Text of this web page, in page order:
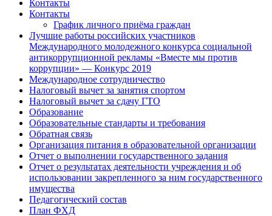
Контакты
Контакты
График личного приёма граждан
Лучшие работы российских участников
Международного молодежного конкурса социальной
антикоррупционной рекламы «Вместе мы против
коррупции» — Конкурс 2019
Международное сотрудничество
Налоговый вычет за занятия спортом
Налоговый вычет за сдачу ГТО
Образование
Образовательные стандарты и требования
Обратная связь
Организация питания в образовательной организации
Отчет о выполнении государственного задания
Отчет о результатах деятельности учреждения и об
использовании закрепленного за ним государственного
имущества
Педагогический состав
План ФХД